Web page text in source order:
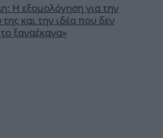
Η εξομολόγηση για την
και την ιδέα που δεν
ξαναέκανα»